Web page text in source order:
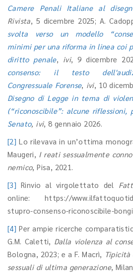
Camere Penali Italiane al
Rivista, 5 dicembre 2025; A.
svolta verso un modello
minimi per una riforma in linea coi
diritto penale, ivi, 9 dicembre
consenso: il testo
Congressuale Forense, ivi, 10
Disegno di Legge in tema di
(“riconoscibile”: alcune riflessioni,
Senato, ivi, 8 gennaio 2026.
[2] Lo rilevava in un’ottima
Maugeri, I reati sessualmente
nemico, Pisa, 2021.
[3] Rinvio al virgolettato del
online: https://
stupro-consenso-riconoscibile-
[4] Per ampie ricerche
G.M. Caletti, Dalla violenza al
Bologna, 2023; e a F. Macrì, Tipicità
sessuali di ultima generazione,